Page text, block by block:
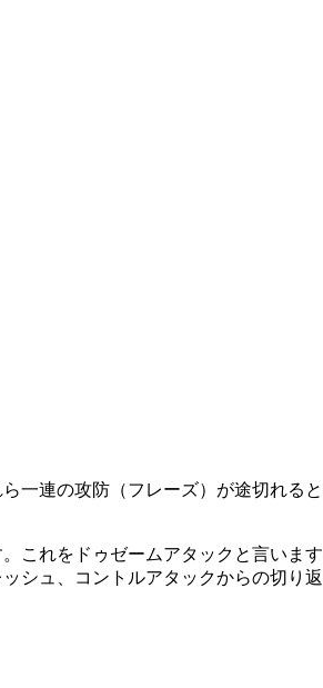
一連の攻防（フレーズ）が途切れる
これをドゥゼームアタックと言いま
シュ、コントルアタックからの切り